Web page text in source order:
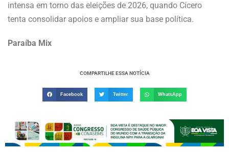
intensa em torno das eleições de 2026, quando Cícero
tenta consolidar apoios e ampliar sua base política.
Paraíba Mix
COMPARTILHE ESSA NOTÍCIA
Facebook Twitter WhatsApp